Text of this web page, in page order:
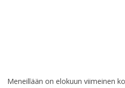
Meneillään on elokuun viimeinen